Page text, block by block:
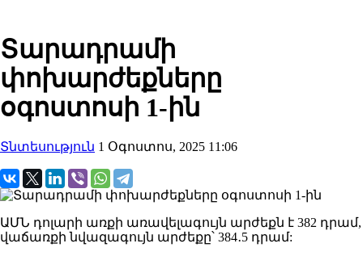
Տարադրամի
փոխարժեքները
օգոստոսի 1-ին
Տնտեսություն 1 Օգոստոս, 2025 11:06
ԱՄՆ դոլարի առքի առավելագույն արժեքն է 382 դրամ,
վաճառքի նվազագույն արժեքը՝ 384․5 դրամ: